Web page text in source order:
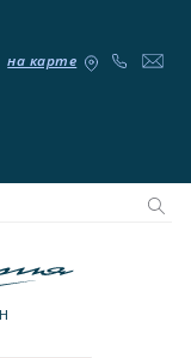
на карте